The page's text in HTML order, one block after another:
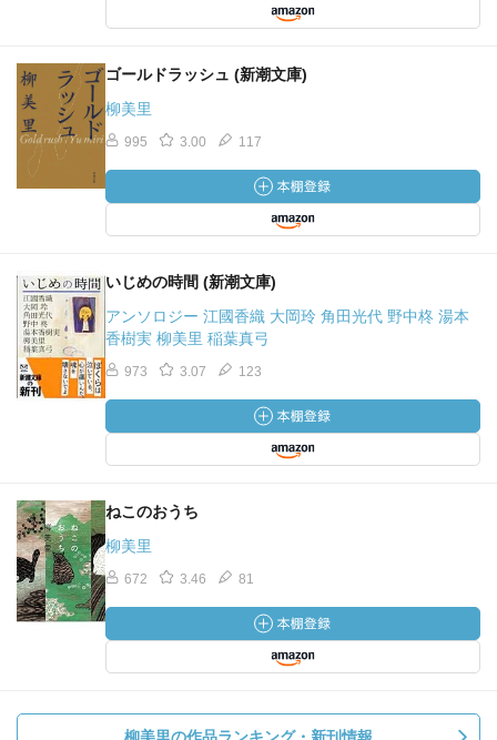
ゴールドラッシュ (新潮文庫)
柳美里
995 3.00 117
いじめの時間 (新潮文庫)
アンソロジー 江國香織 大岡玲 角田光代 野中柊 湯本
香樹実 柳美里 稲葉真弓
973 3.07 123
ねこのおうち
柳美里
672 3.46 81